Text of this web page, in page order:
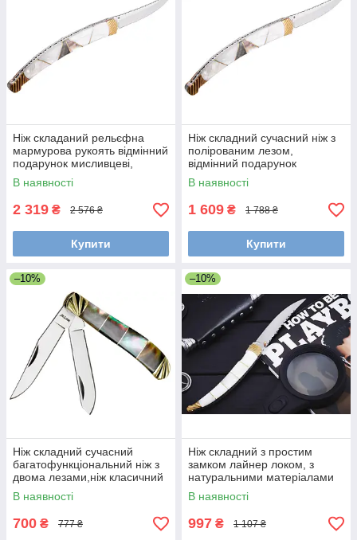
Ніж складаний рельєфна
мармурова рукоять відмінний
подарунок мисливцеві,
рибалці або туризм
В наявності
2 319 ₴ 2 576 ₴
Купити
Ніж складний сучасний ніж з
полірованим лезом,
відмінний подарунок
мисливцеві або рибалці
В наявності
1 609 ₴ 1 788 ₴
Купити
–10%
Ніж складний сучасний
багатофункціональний ніж з
двома лезами,ніж класичний
В наявності
700 ₴ 777 ₴
–10%
Ніж складний з простим
замком лайнер локом, з
натуральними матеріалами
В наявності
997 ₴ 1 107 ₴